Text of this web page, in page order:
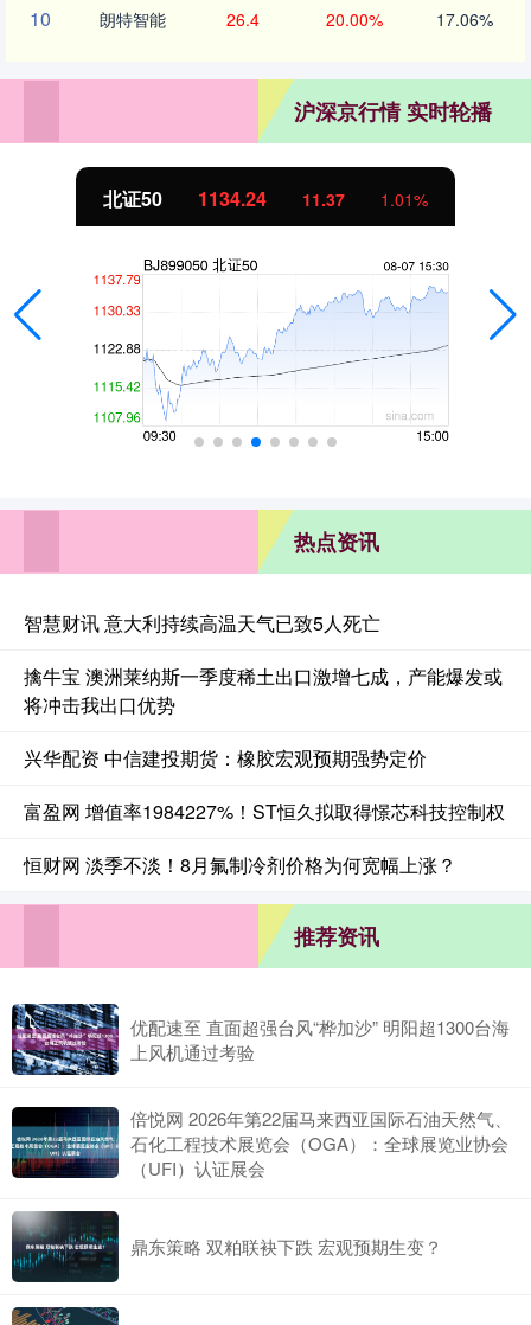
10 朗特智能 26.4 20.00% 17.06%
沪深京行情 实时轮播
北证50 1134.24 11.37 1.01%
热点资讯
智慧财讯 意大利持续高温天气已致5人死亡
擒牛宝 澳洲莱纳斯一季度稀土出口激增七成，产能爆发或
将冲击我出口优势
兴华配资 中信建投期货：橡胶宏观预期强势定价
富盈网 增值率1984227%！ST恒久拟取得憬芯科技控制权
恒财网 淡季不淡！8月氟制冷剂价格为何宽幅上涨？
推荐资讯
优配速至 直面超强台风“桦加沙” 明阳超1300台海
上风机通过考验
倍悦网 2026年第22届马来西亚国际石油天然气、
石化工程技术展览会（OGA）：全球展览业协会
（UFI）认证展会
鼎东策略 双粕联袂下跌 宏观预期生变？